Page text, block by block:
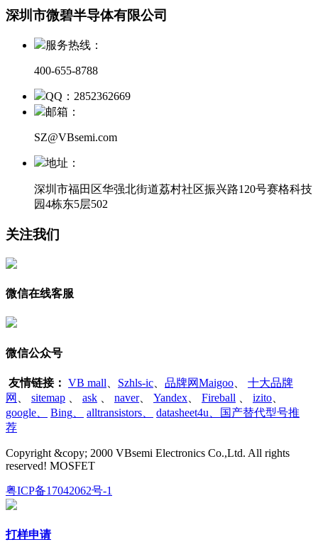
深圳市微碧半导体有限公司
服务热线：
400-655-8788
QQ：2852362669
邮箱：
SZ@VBsemi.com
地址：
深圳市福田区华强北街道荔村社区振兴路120号赛格科技
园4栋东5层502
关注我们
微信在线客服
微信公众号
友情链接： VB mall Szhls-ic 品牌网Maigoo
十大品牌
网
sitemap ask naver、 Yandex Fireball izito
google
Bing alltransistors
datasheet4u、国产替代型号推
荐
Copyright &copy; 2000 VBsemi Electronics Co.,Ltd. All rights
reserved! MOSFET
粤ICP备17042062号-1
打样申请